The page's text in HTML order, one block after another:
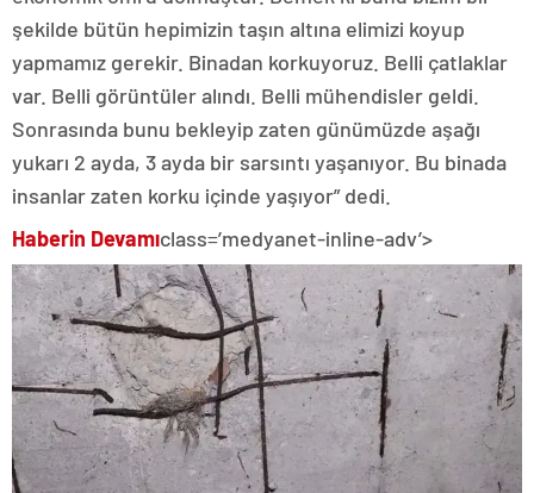
şekilde bütün hepimizin taşın altına elimizi koyup
yapmamız gerekir. Binadan korkuyoruz. Belli çatlaklar
var. Belli görüntüler alındı. Belli mühendisler geldi.
Sonrasında bunu bekleyip zaten günümüzde aşağı
yukarı 2 ayda, 3 ayda bir sarsıntı yaşanıyor. Bu binada
insanlar zaten korku içinde yaşıyor” dedi.
Haberin Devamıclass=’medyanet-inline-adv’>